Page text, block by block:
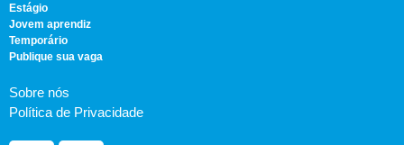
Estágio
Jovem aprendiz
Temporário
Publique sua vaga
Sobre nós
Política de Privacidade